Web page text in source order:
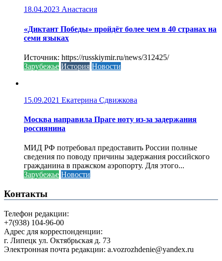
18.04.2023 Анастасия
«Диктант Победы» пройдёт более чем в 40 странах на
семи языках
Источник: https://russkiymir.ru/news/312425/
Зарубежье История Новости
15.09.2021 Екатерина Сдвижкова
Москва направила Праге ноту из-за задержания
россиянина
МИД РФ потребовал предоставить России полные
сведения по поводу причины задержания российского
гражданина в пражском аэропорту. Для этого...
Зарубежье Новости
Контакты
Телефон редакции:
+7(938) 104-96-00
Адрес для корреспонденции:
г. Липецк ул. Октябрьская д. 73
Электронная почта редакции: a.vozrozhdenie@yandex.ru